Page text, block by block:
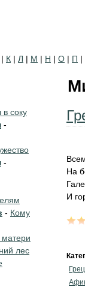
| К | Л | М | Н | О | П |
На
И
соку
-
-
- Кому
лес